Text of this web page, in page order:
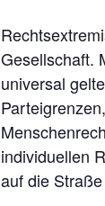
Gesellschaft.
universal
individuellen
auf die